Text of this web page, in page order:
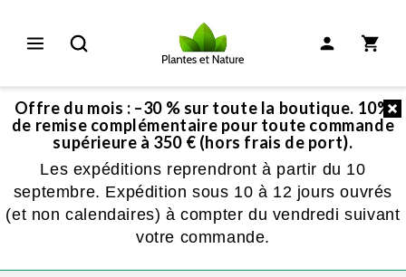
Offre du mois : –30 % sur toute la boutique. 10%
de remise complémentaire pour toute commande
supérieure à 350 € (hors frais de port).
Les expéditions reprendront à partir du 10
septembre. Expédition sous 10 à 12 jours ouvrés
(et non calendaires) à compter du vendredi suivant
votre commande.